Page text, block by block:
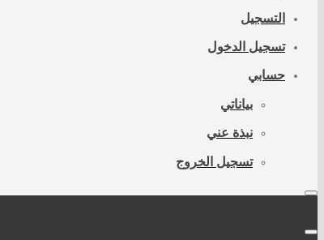
التسجيل
تسجيل الدخول
حسابي
بياناتي
نبذة عني
تسجيل الخروج